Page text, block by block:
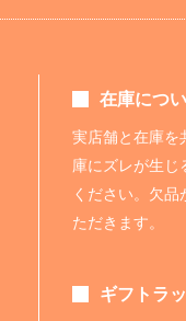
在庫につ
実店舗と在庫を
庫にズレが生じ
ください。欠
ただきます。
ギフトラ